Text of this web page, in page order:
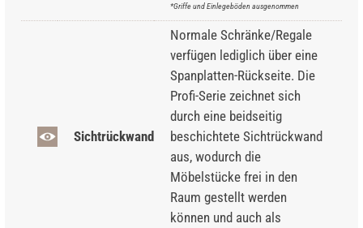
*Griffe und Einlegeböden ausgenommen
Sichtrückwand
Normale Schränke/Regale
verfügen lediglich über eine
Spanplatten-Rückseite. Die
Profi-Serie zeichnet sich
durch eine beidseitig
beschichtete Sichtrückwand
aus, wodurch die
Möbelstücke frei in den
Raum gestellt werden
können und auch als